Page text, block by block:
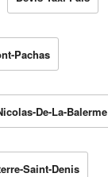
Pachas
De-La-Balerme
Saint-Denis